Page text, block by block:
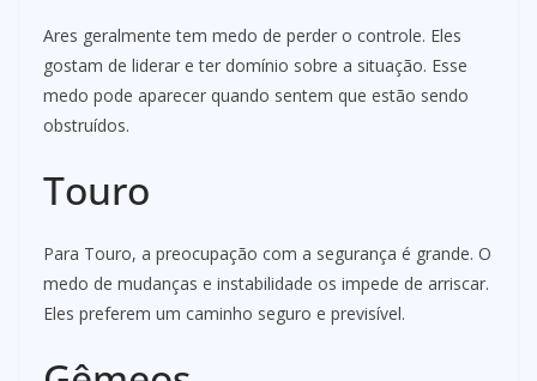
Ares geralmente tem medo de perder o controle. Eles
gostam de liderar e ter domínio sobre a situação. Esse
medo pode aparecer quando sentem que estão sendo
obstruídos.
Touro
Para Touro, a preocupação com a segurança é grande. O
medo de mudanças e instabilidade os impede de arriscar.
Eles preferem um caminho seguro e previsível.